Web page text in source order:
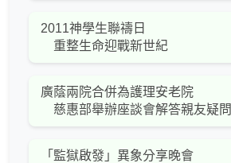
2011神學生聯禱日
重整生命迎戰新世紀
廣蔭兩院合併為護理安老院
慈惠部舉辦座談會解答親友疑問
「監獄啟發」異象分享晚會